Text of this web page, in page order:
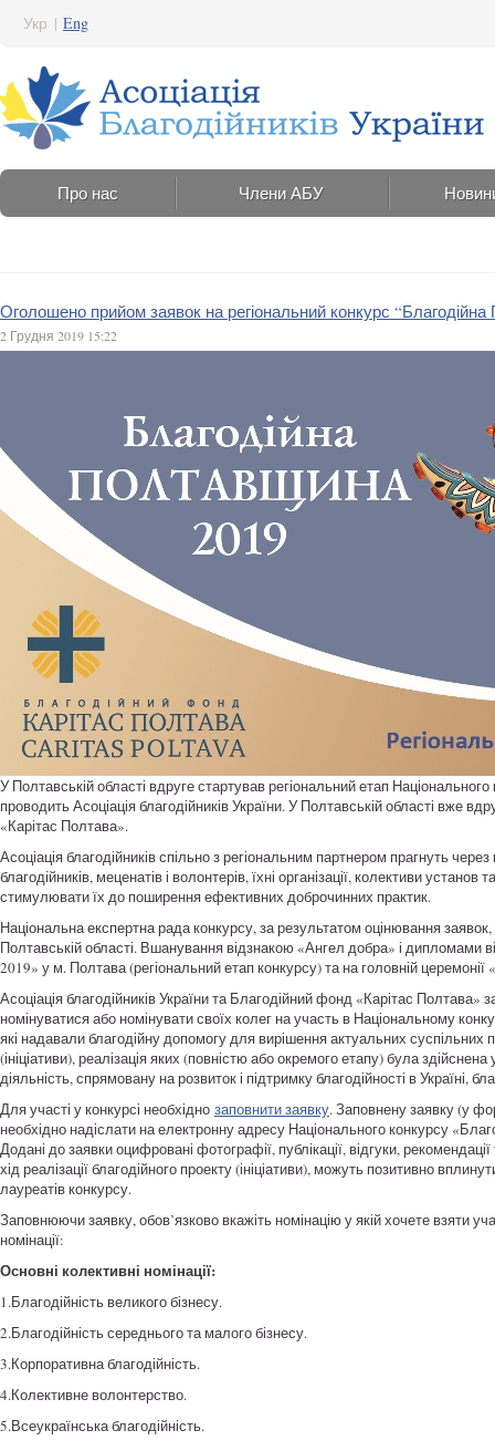
Укр | Eng
Про нас Члени АБУ
Оголошено прийом заявок на регіональний конкурс
2 Грудня 2019 15:22
У Полтавській області вдруге стартував регіональний етап
проводить Асоціація благодійників України. У Полтавській області вже
«Карітас Полтава».
Асоціація благодійників спільно з регіональним партнером прагнуть
благодійників, меценатів і волонтерів, їхні організації, колективи
стимулювати їх до поширення ефективних доброчинних практик.
Національна експертна рада конкурсу, за результатом оцінювання
Полтавській області. Вшанування відзнакою «Ангел добра» і дипломами
2019» у м. Полтава (регіональний етап конкурсу) та на головній церемонії
Асоціація благодійників України та Благодійний фонд «Карітас
номінуватися або номінувати своїх колег на участь в Національному
які надавали благодійну допомогу для вирішення актуальних суспільних
(ініціативи), реалізація яких (повністю або окремого етапу) була
діяльність, спрямовану на розвиток і підтримку благодійності в Україні,
Для участі у конкурсі необхідно заповнити заявку. Заповнену заявку (у
необхідно надіслати на електронну адресу Національного конкурсу
Додані до заявки оцифровані фотографії, публікації, відгуки,
хід реалізації благодійного проекту (ініціативи), можуть позитивно
лауреатів конкурсу.
Заповнюючи заявку, обов’язково вкажіть номінацію у якій хочете взяти
номінації:
Основні колективні номінації:
1.Благодійність великого бізнесу.
2.Благодійність середнього та малого бізнесу.
3.Корпоративна благодійність.
4.Колективне волонтерство.
5.Всеукраїнська благодійність.